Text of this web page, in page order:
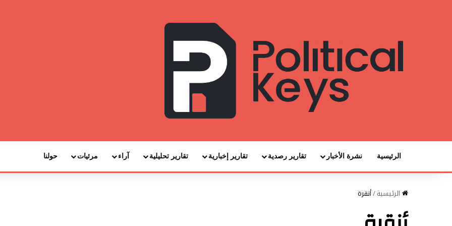
الرئيسية نشرة الأخبار تقارير رصدية تقارير إخبارية تقارير تحليلية آراء مرئيات حولنا
الرئيسية/أنقرة